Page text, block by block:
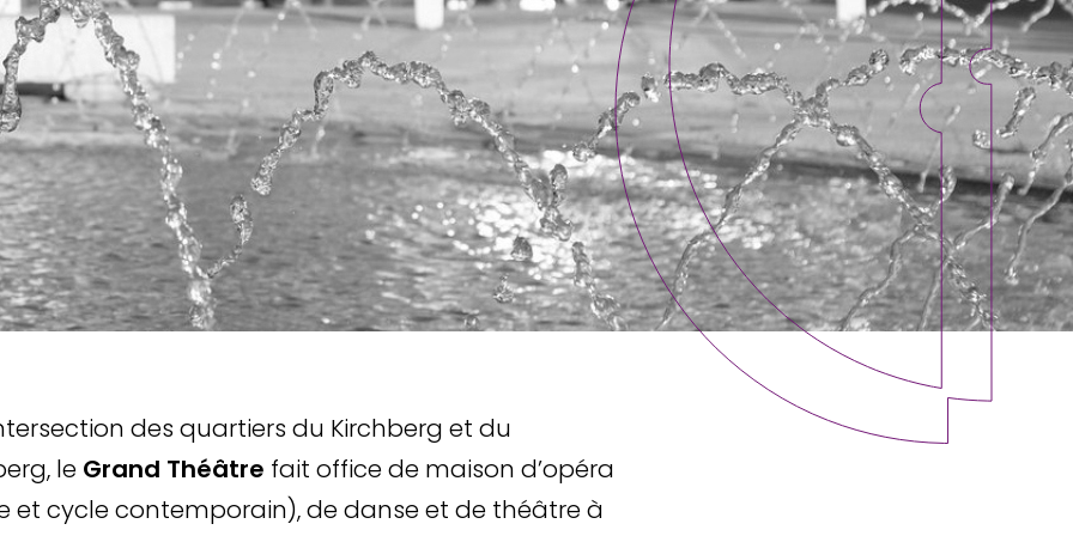
des quartiers du Kirchberg et du
le Grand Théâtre fait office de maison d’opéra
et cycle contemporain), de danse et de théâtre à